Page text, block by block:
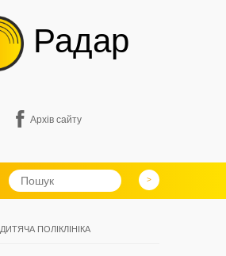
Радар
Архів сайту
ДИТЯЧА ПОЛІКЛІНІКА